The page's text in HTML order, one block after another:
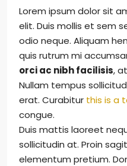
Lorem ipsum dolor sit
elit. Duis mollis et sem
odio neque. Aliquam
quis rutrum mi
orci ac nibh facilisis,
Nullam tempus
erat. Curabitur this is a
congue.
Duis mattis laoreet
sollicitudin at. Proin
elementum pretium.